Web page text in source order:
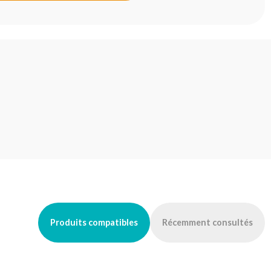
Produits compatibles Récemment consultés